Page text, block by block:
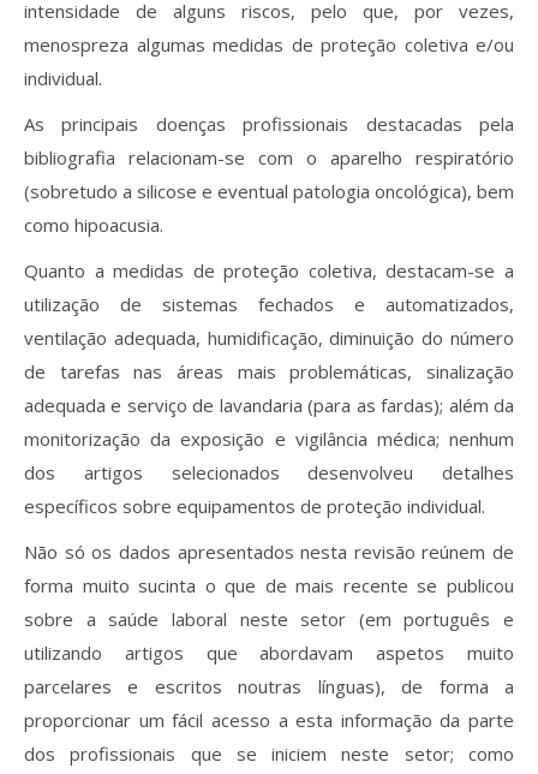
intensidade de alguns riscos, pelo que, por vezes,
menospreza algumas medidas de proteção coletiva e/ou
individual.
As principais doenças profissionais destacadas pela
bibliografia relacionam-se com o aparelho respiratório
(sobretudo a silicose e eventual patologia oncológica), bem
como hipoacusia.
Quanto a medidas de proteção coletiva, destacam-se a
utilização de sistemas fechados e automatizados,
ventilação adequada, humidificação, diminuição do número
de tarefas nas áreas mais problemáticas, sinalização
adequada e serviço de lavandaria (para as fardas); além da
monitorização da exposição e vigilância médica; nenhum
dos artigos selecionados desenvolveu detalhes
específicos sobre equipamentos de proteção individual.
Não só os dados apresentados nesta revisão reúnem de
forma muito sucinta o que de mais recente se publicou
sobre a saúde laboral neste setor (em português e
utilizando artigos que abordavam aspetos muito
parcelares e escritos noutras línguas), de forma a
proporcionar um fácil acesso a esta informação da parte
dos profissionais que se iniciem neste setor; como